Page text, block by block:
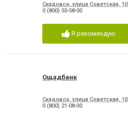
Скадовск, улица Советская, 10
0 (800) 50-58-00
Я рекомендую
Ощадбанк
Скадовск, улица Советская, 10
0 (800) 21-08-00